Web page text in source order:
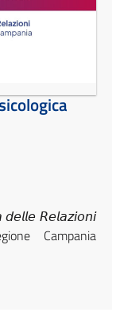
𝘙𝘦𝘭𝘢𝘻𝘪𝘰𝘯𝘪
Campania